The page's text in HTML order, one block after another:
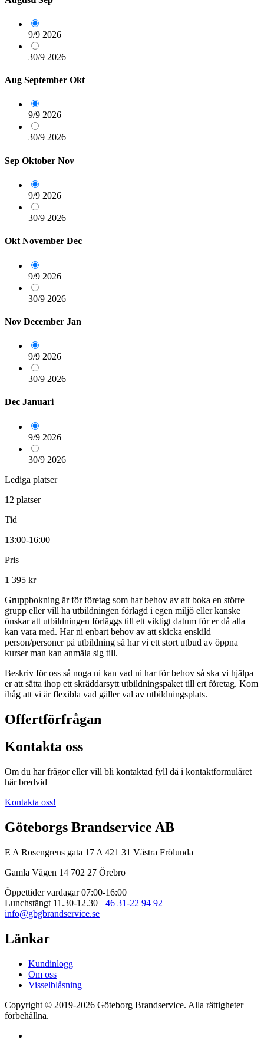
9/9 2026
30/9 2026
Aug September Okt
9/9 2026
30/9 2026
Sep Oktober Nov
9/9 2026
30/9 2026
Okt November Dec
9/9 2026
30/9 2026
Nov December Jan
9/9 2026
30/9 2026
Dec Januari
9/9 2026
30/9 2026
Lediga platser
12 platser
Tid
13:00-16:00
Pris
1 395 kr
Gruppbokning är för företag som har behov av att boka en större
grupp eller vill ha utbildningen förlagd i egen miljö eller kanske
önskar att utbildningen förläggs till ett viktigt datum för er då alla
kan vara med. Har ni enbart behov av att skicka enskild
person/personer på utbildning så har vi ett stort utbud av öppna
kurser man kan anmäla sig till.
Beskriv för oss så noga ni kan vad ni har för behov så ska vi hjälpa
er att sätta ihop ett skräddarsytt utbildningspaket till ert företag. Kom
ihåg att vi är flexibla vad gäller val av utbildningsplats.
Offertförfrågan
Kontakta oss
Om du har frågor eller vill bli kontaktad fyll då i kontaktformuläret
här bredvid
Kontakta oss!
Göteborgs Brandservice AB
E A Rosengrens gata 17 A 421 31 Västra Frölunda
Gamla Vägen 14 702 27 Örebro
Öppettider vardagar 07:00-16:00
Lunchstängt 11.30-12.30 +46 31-22 94 92
info@gbgbrandservice.se
Länkar
Kundinlogg
Om oss
Visselblåsning
Copyright © 2019-2026 Göteborg Brandservice. Alla rättigheter
förbehållna.